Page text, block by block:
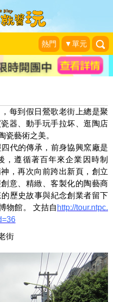
熱門 ▼單元
館：大家一起
01
每到假日鶯歌老街上總是聚
器、動手玩手拉坏、逛陶店
瓷藝術之美。
代的傳承，前身協興窯廠是
，遵循著百年來企業因時制
，再次向前跨出新頁，創立
意、精緻、客製化的陶藝商
歷史故事與紀念創業者留下
物館。 文拮自 http://tour.ntpc.
街